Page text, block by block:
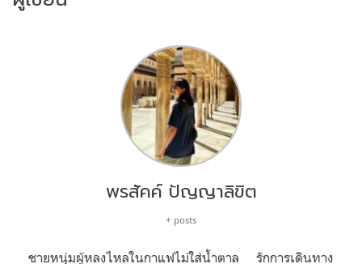
พรสัคค์ ปัญญาลิขิต
+ posts
ชายหนุ่มผู้หลงไหลในกาแฟไม่ใส่น้ำตาล รักการเดินทาง